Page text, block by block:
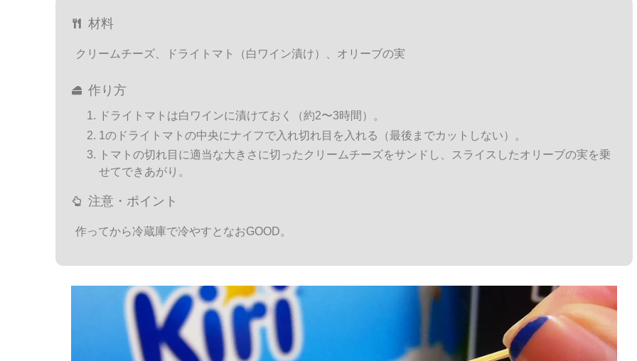
材料
クリームチーズ、ドライトマト（白ワイン漬け）、オリーブの実
作り方
ドライトマトは白ワインに漬けておく（約2〜3時間）。
1のドライトマトの中央にナイフで入れ切れ目を入れる（最後までカットしない）。
トマトの切れ目に適当な大きさに切ったクリームチーズをサンドし、スライスしたオリーブの実を乗
せてできあがり。
注意・ポイント
作ってから冷蔵庫で冷やすとなおGOOD。